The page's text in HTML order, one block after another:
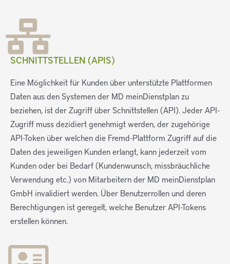
SCHNITTSTELLEN (APIS)
Eine Möglichkeit für Kunden über unterstützte Plattformen
Daten aus den Systemen der MD meinDienstplan zu
beziehen, ist der Zugriff über Schnittstellen (API). Jeder API-
Zugriff muss dezidiert genehmigt werden, der zugehörige
API-Token über welchen die Fremd-Plattform Zugriff auf die
Daten des jeweiligen Kunden erlangt, kann jederzeit vom
Kunden oder bei Bedarf (Kundenwunsch, missbräuchliche
Verwendung etc.) von Mitarbeitern der MD meinDienstplan
GmbH invalidiert werden. Über Benutzerrollen und deren
Berechtigungen ist geregelt, welche Benutzer API-Tokens
erstellen können.